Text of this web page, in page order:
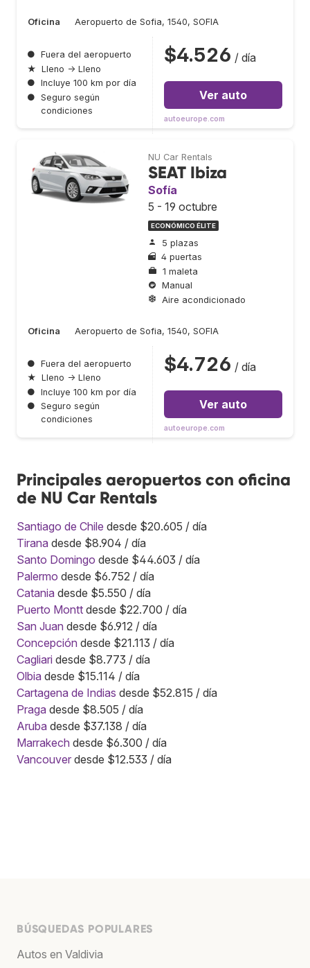
Oficina Aeropuerto de Sofia, 1540, SOFIA
● Fuera del aeropuerto
★ Lleno → Lleno
● Incluye 100 km por día
● Seguro según
condiciones
$4.526 / día
Ver auto
autoeurope.com
NU Car Rentals
SEAT Ibiza
Sofía
5 - 19 octubre
ECONÓMICO ÉLITE
5 plazas
4 puertas
1 maleta
Manual
Aire acondicionado
Oficina Aeropuerto de Sofia, 1540, SOFIA
● Fuera del aeropuerto
★ Lleno → Lleno
● Incluye 100 km por día
● Seguro según
condiciones
$4.726 / día
Ver auto
autoeurope.com
Principales aeropuertos con oficina
de NU Car Rentals
Santiago de Chile desde $20.605 / día
Tirana desde $8.904 / día
Santo Domingo desde $44.603 / día
Palermo desde $6.752 / día
Catania desde $5.550 / día
Puerto Montt desde $22.700 / día
San Juan desde $6.912 / día
Concepción desde $21.113 / día
Cagliari desde $8.773 / día
Olbia desde $15.114 / día
Cartagena de Indias desde $52.815 / día
Praga desde $8.505 / día
Aruba desde $37.138 / día
Marrakech desde $6.300 / día
Vancouver desde $12.533 / día
BÚSQUEDAS POPULARES
Autos en Valdivia